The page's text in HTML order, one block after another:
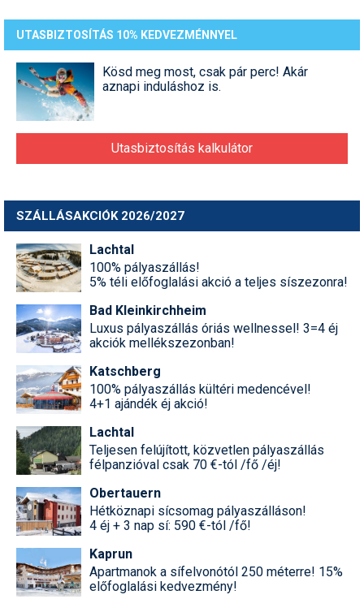
UTASBIZTOSÍTÁS 10% KEDVEZMÉNNYEL
Kösd meg most, csak pár perc! Akár
aznapi induláshoz is.
Utasbiztosítás kalkulátor
SZÁLLÁSAKCIÓK 2026/2027
Lachtal
100% pályaszállás!
5% téli előfoglalási akció a teljes síszezonra!
Bad Kleinkirchheim
Luxus pályaszállás óriás wellnessel! 3=4 éj
akciók mellékszezonban!
Katschberg
100% pályaszállás kültéri medencével!
4+1 ajándék éj akció!
Lachtal
Teljesen felújított, közvetlen pályaszállás
félpanzióval csak 70 €-tól /fő /éj!
Obertauern
Hétköznapi sícsomag pályaszálláson!
4 éj + 3 nap sí: 590 €-tól /fő!
Kaprun
Apartmanok a sífelvonótól 250 méterre! 15%
előfoglalási kedvezmény!